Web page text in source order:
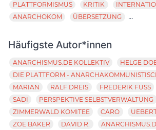
PLATTFORMISMUS
KRITIK
ANARCHOKOM
ÜBERSETZUNG ...
Häufigste Autor*innen
ANARCHISMUS.DE KOLLEKTIV
HELGE
DIE PLATTFORM -
MARIAN
RALF DREIS FREDERIK FUSS
SADI
PERSPEKTIVE SELBSTVERWALTUNG
ZIMMERWALD KOMITEE
CARO
ZOE BAKER
DAVID R.